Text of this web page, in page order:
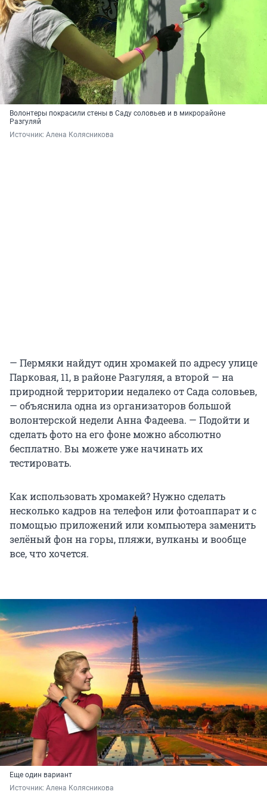
Волонтеры покрасили стены в Саду соловьев и в микрорайоне
Разгуляй
Источник: Алена Колясникова
— Пермяки найдут один хромакей по адресу улице
Парковая, 11, в районе Разгуляя, а второй — на
природной территории недалеко от Cада соловьев,
— объяснила одна из организаторов большой
волонтерской недели Анна Фадеева. — Подойти и
сделать фото на его фоне можно абсолютно
бесплатно. Вы можете уже начинать их
тестировать.
Как использовать хромакей? Нужно сделать
несколько кадров на телефон или фотоаппарат и с
помощью приложений или компьютера заменить
зелёный фон на горы, пляжи, вулканы и вообще
все, что хочется.
Еще один вариант
Источник: Алена Колясникова